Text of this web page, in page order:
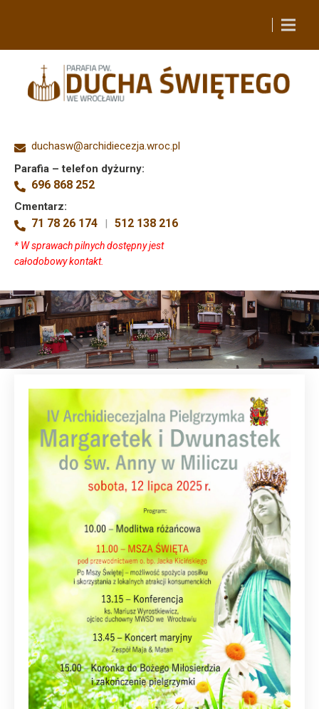
duchasw@archidiecezja.wroc.pl
Parafia – telefon dyżurny:
696 868 252
Cmentarz:
71 78 26 174 | 512 138 216
* W sprawach pilnych dostępny jest
całodobowy kontakt.